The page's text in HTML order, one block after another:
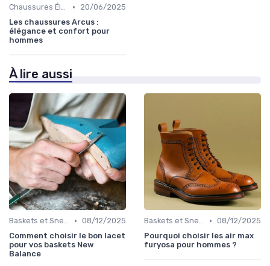
Chaussures Élégantes et de Cérémonie •
20/06/2025
Les chaussures Arcus :
élégance et confort pour
hommes
À lire aussi
Baskets et Sneakers • 08/12/2025
Comment choisir le bon lacet
pour vos baskets New
Balance
Baskets et Sneakers • 08/12/2025
Pourquoi choisir les air max
furyosa pour hommes ?